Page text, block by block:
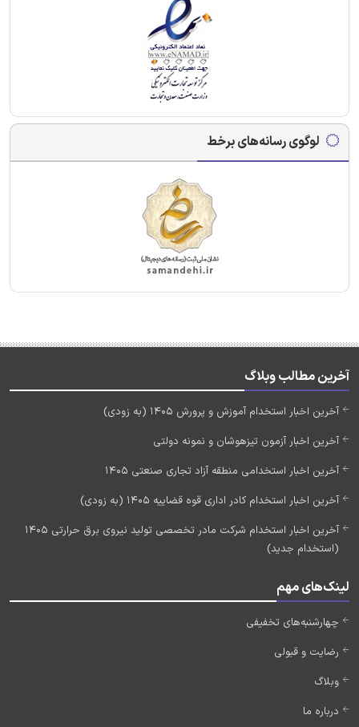
لوگوی رسانه‌های برخط
آخرین مطالب وبلاگ
آخرین اخبار استخدام آموزش و پرورش 1405 (به زودی)
آخرین اخبار آزمون تیزهوشان و نمونه دولتی
آخرین اخبار استخدامی منطقه آزاد تجاری صنعتی 1405
آخرین اخبار استخدام کادر اداری قوه قضاییه 1405 (به زودی)
آخرین اخبار استخدام شرکت مادر تخصصی تولید نیروی برق حرارتی 1405
(استخدام جدید)
لینک‌های مهم
چهارشنبه‌های تخفیفی
رضایت و قبولی
وبلاگ
درباره ما